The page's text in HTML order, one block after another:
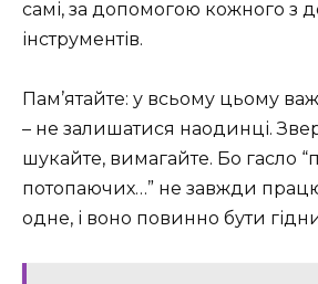
самі, за допомогою кожного з
інструментів.
Пам’ятайте: у всьому цьому
– не залишатися наодинці.
шукайте, вимагайте. Бо гасло
потопаючих…” не завжди
одне, і воно повинно бути